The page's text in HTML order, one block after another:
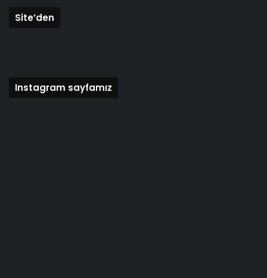
Site’den
Instagram sayfamız